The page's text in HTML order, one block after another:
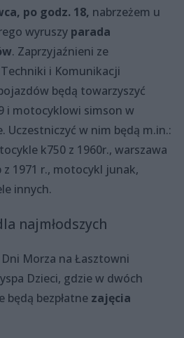
po godz. 18, nabrzeżem u
wyruszy parada
. Zaprzyjaźnieni ze
i Komunikacji
będą towarzyszyć
i motocyklowi simson w
Uczestniczyć w nim będą m.in.:
k750 z 1960r., warszawa
z 1971 r., motocykl junak,
innych.
najmłodszych
Morza na Łasztowni
Dzieci, gdzie w dwóch
bezpłatne zajęcia